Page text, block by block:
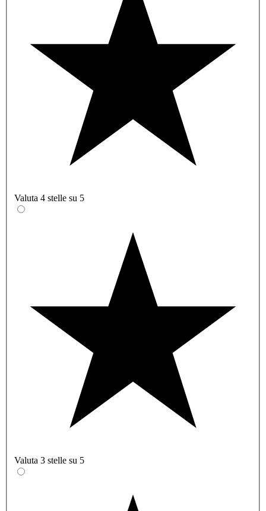
Valuta 4 stelle su 5
Valuta 3 stelle su 5